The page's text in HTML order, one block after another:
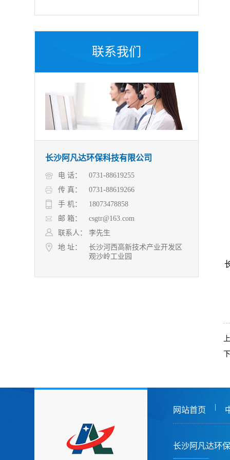
联系我们
长沙阿凡达环保科技有限公司
电 话：
0731-88619255
传 真：
0731-88619266
手 机：
18073478858
邮 箱：
csgtr@163.com
联系人：
李先生
地 址：
长沙河西高新技术产业开发区
观沙岭工业园
网站首页
长沙阿凡达环